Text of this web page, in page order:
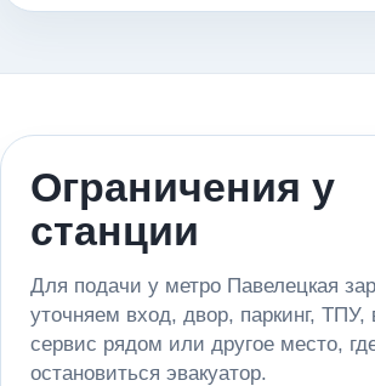
Ограничения у
станции
Для подачи у метро Павелецкая
уточняем вход, двор, паркинг, ТПУ,
сервис рядом или другое место,
остановиться эвакуатор.